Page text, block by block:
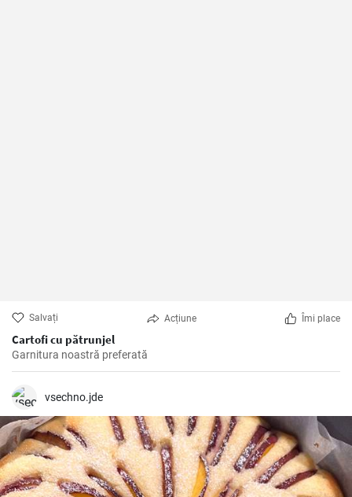
Salvați Acțiune Îmi place
Cartofi cu pătrunjel
Garnitura noastră preferată
vsechno.jde